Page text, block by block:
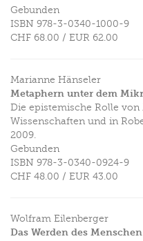
Gebunden
ISBN 978-3-0340-1000-9
CHF 68.00 / EUR 62.00
Marianne Hänseler
Metaphern unter dem
Die epistemische Rolle
Wissenschaften und in
2009.
Gebunden
ISBN 978-3-0340-0924-9
CHF 48.00 / EUR 43.00
Wolfram Eilenberger
Das Werden des